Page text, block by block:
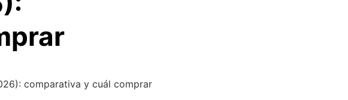
comparativa y cuál comprar